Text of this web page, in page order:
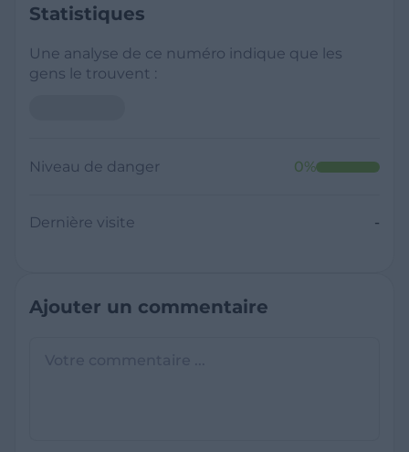
Statistiques
Une analyse de ce numéro indique que les
gens le trouvent :
Niveau de danger 0%
Dernière visite -
Ajouter un commentaire